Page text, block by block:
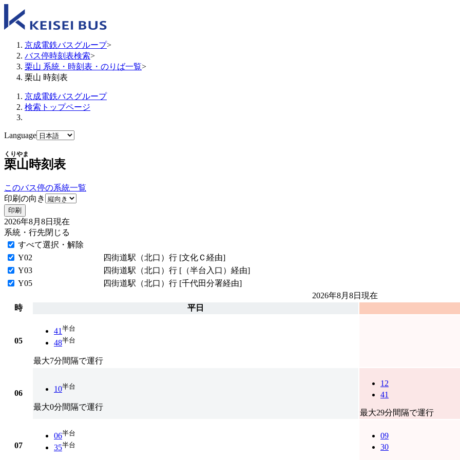
京成電鉄バスグループ>
バス停時刻表検索>
栗山 系統・時刻表・のりば一覧>
栗山 時刻表
京成電鉄バスグループ
検索トップページ
Language
栗山
くりやま
時刻表
このバス停の系統一覧
印刷の向き
印刷
2026年8月8日 現在
系統・行先閉じる
すべて選択・解除
Y02
四街道駅（北口）行 [文化Ｃ経由]
Y03
四街道駅（北口）行 [（半台入口）経由]
Y05
四街道駅（北口）行 [千代田分署経由]
2026年8月8日 現在
時
平日
05
41 半台
48半台
最大7分間隔で運行
06 10半台
最大0分間隔で運行
12
41
最大29分間隔で運行
07
06半台
35半台
09
30